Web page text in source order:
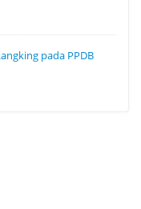
pada PPDB